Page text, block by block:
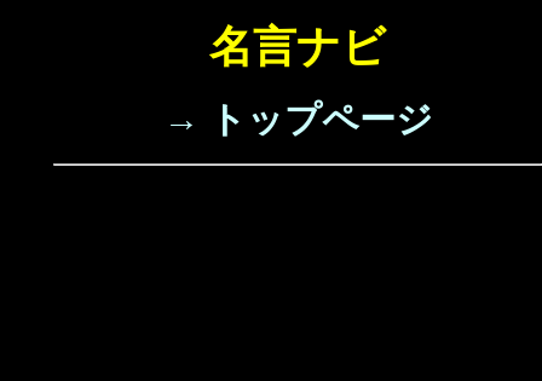
名言ナビ
→ トップページ